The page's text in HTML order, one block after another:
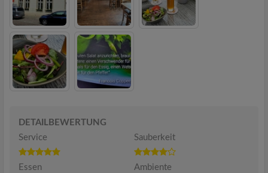
DETAILBEWERTUNG
Service
Sauberkeit
Essen Ambiente